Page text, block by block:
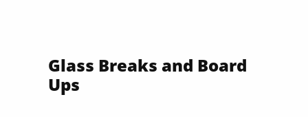
Glass Breaks and Board
Ups